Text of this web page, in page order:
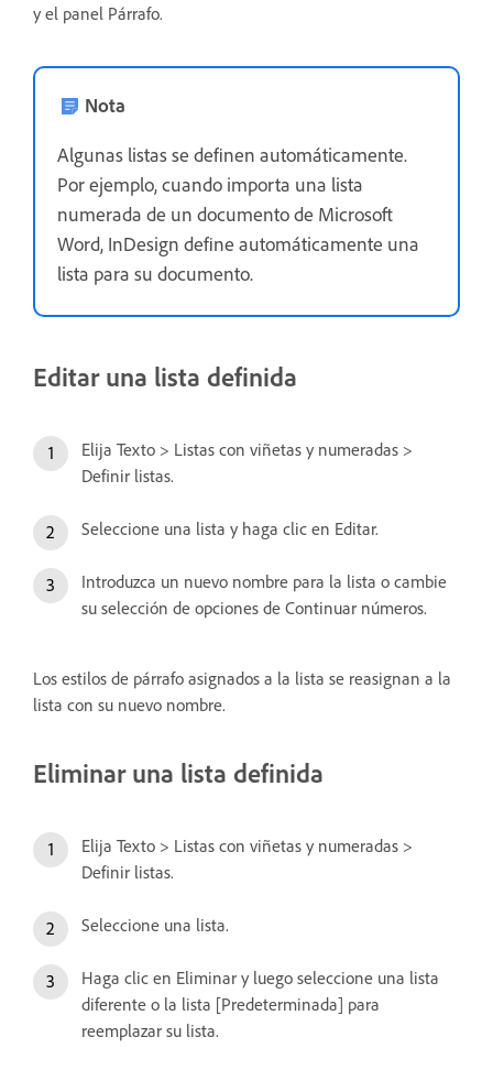
y el panel Párrafo.
Nota
Algunas listas se definen automáticamente.
Por ejemplo, cuando importa una lista
numerada de un documento de Microsoft
Word, InDesign define automáticamente una
lista para su documento.
Editar una lista definida
Elija Texto > Listas con viñetas y numeradas >
Definir listas.
Seleccione una lista y haga clic en Editar.
Introduzca un nuevo nombre para la lista o cambie
su selección de opciones de Continuar números.
Los estilos de párrafo asignados a la lista se reasignan a la
lista con su nuevo nombre.
Eliminar una lista definida
Elija Texto > Listas con viñetas y numeradas >
Definir listas.
Seleccione una lista.
Haga clic en Eliminar y luego seleccione una lista
diferente o la lista [Predeterminada] para
reemplazar su lista.